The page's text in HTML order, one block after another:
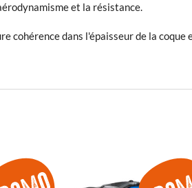
et la résistance.
dans l'épaisseur de la